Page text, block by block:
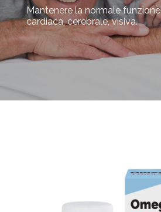
Mantenere la normale funzione
cardiaca, cerebrale, visiva.